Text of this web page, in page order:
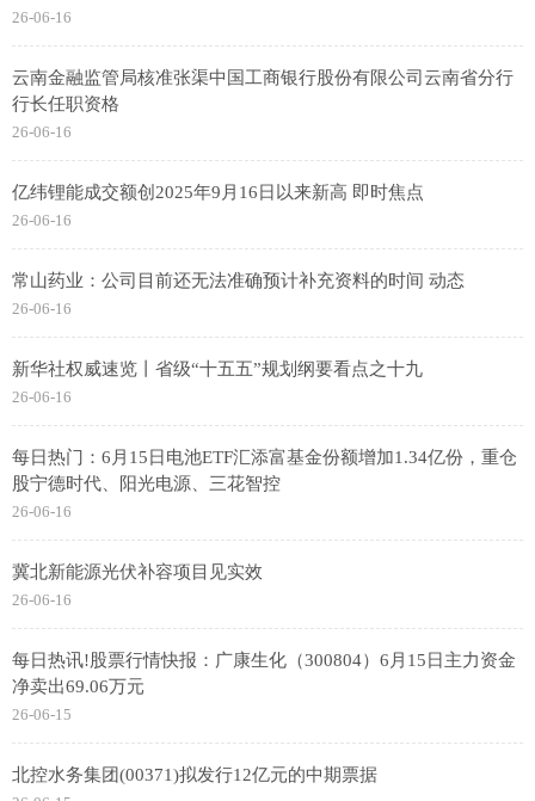
26-06-16
云南金融监管局核准张渠中国工商银行股份有限公司云南省分行
行长任职资格
26-06-16
亿纬锂能成交额创2025年9月16日以来新高 即时焦点
26-06-16
常山药业：公司目前还无法准确预计补充资料的时间 动态
26-06-16
新华社权威速览丨省级“十五五”规划纲要看点之十九
26-06-16
每日热门：6月15日电池ETF汇添富基金份额增加1.34亿份，重仓
股宁德时代、阳光电源、三花智控
26-06-16
冀北新能源光伏补容项目见实效
26-06-16
每日热讯!股票行情快报：广康生化（300804）6月15日主力资金
净卖出69.06万元
26-06-15
北控水务集团(00371)拟发行12亿元的中期票据